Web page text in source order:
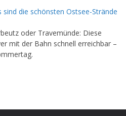
die schönsten Ostsee-Strände
oder Travemünde: Diese
mit der Bahn schnell erreichbar –